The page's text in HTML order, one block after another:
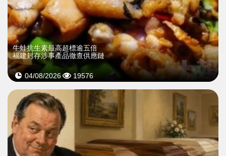
牛蛙抗生素最高超標逾五倍
福建封存涉事產品徹查供應鏈
04/08/2026 19576